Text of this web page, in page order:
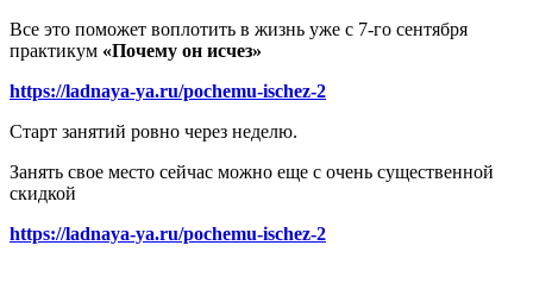
Все это поможет воплотить в жизнь уже с 7-го сентября
практикум «Почему он исчез»
https://ladnaya-ya.ru/pochemu-ischez-2
Старт занятий ровно через неделю.
Занять свое место сейчас можно еще с очень существенной
скидкой
https://ladnaya-ya.ru/pochemu-ischez-2